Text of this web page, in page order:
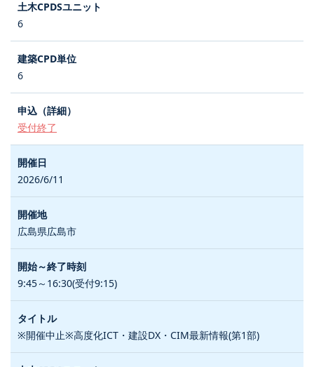
6
6
受付終了
2026/6/11
広島県広島市
9:45～16:30(受付9:15)
※開催中止※高度化ICT・建設DX・CIM最新情報(第1部)